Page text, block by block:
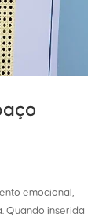
emocional,
Quando inserida